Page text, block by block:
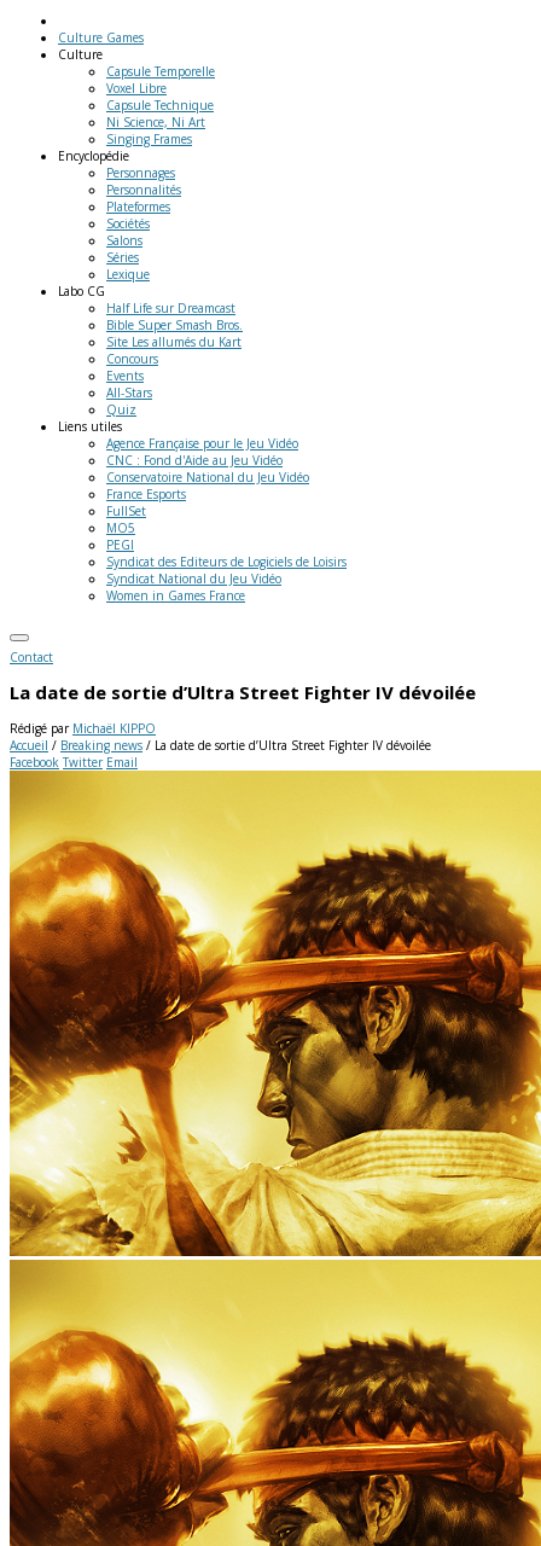
Culture Games
Culture
Capsule Temporelle
Voxel Libre
Capsule Technique
Ni Science, Ni Art
Singing Frames
Encyclopédie
Personnages
Personnalités
Plateformes
Sociétés
Salons
Séries
Lexique
Labo CG
Half Life sur Dreamcast
Bible Super Smash Bros.
Site Les allumés du Kart
Concours
Events
All-Stars
Quiz
Liens utiles
Agence Française pour le Jeu Vidéo
CNC : Fond d'Aide au Jeu Vidéo
Conservatoire National du Jeu Vidéo
France Esports
FullSet
MO5
PEGI
Syndicat des Editeurs de Logiciels de Loisirs
Syndicat National du Jeu Vidéo
Women in Games France
Contact
La date de sortie d’Ultra Street Fighter IV dévoilée
Rédigé par Michaël KIPPO
Accueil / Breaking news / La date de sortie d’Ultra Street Fighter IV dévoilée
Facebook Twitter Email